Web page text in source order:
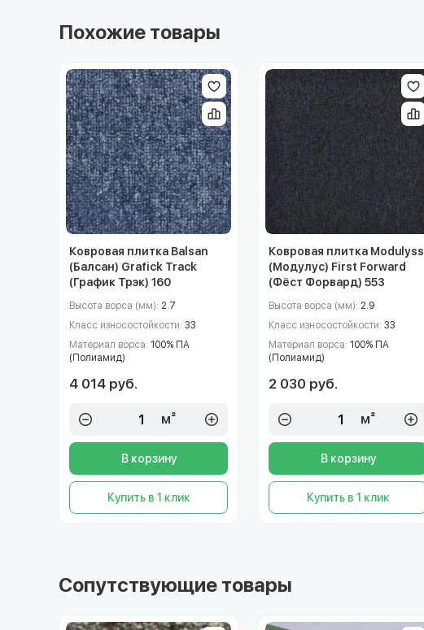
Похожие товары
Ковровая плитка Balsan
(Балсан) Grafick Track
(График Трэк) 160
Высота ворса (мм): 2.7
Класс износостойкости: 33
Материал ворса: 100% ПА
(Полиамид)
4 014 руб.
м²
В корзину
Купить в 1 клик
Ковровая плитка Modulyss
(Модулус) First Forward
(Фёст Форвард) 553
Высота ворса (мм): 2.9
Класс износостойкости: 33
Материал ворса: 100% ПА
(Полиамид)
2 030 руб.
м²
В корзину
Купить в 1 клик
Сопутствующие товары